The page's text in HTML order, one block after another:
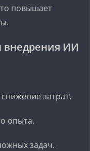
повышает
внедрения ИИ
затрат.
опыта.
задач.